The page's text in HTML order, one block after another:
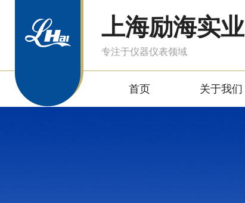
上海励海实业
专注于仪器仪表领域
首页 关于我们